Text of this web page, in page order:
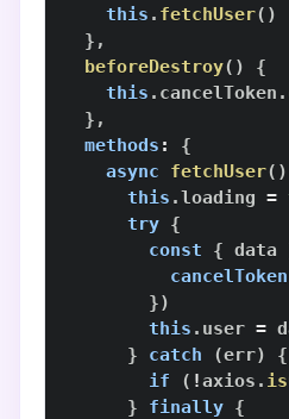
this . fetchUser( )
} ,
beforeDestroy( )
{
this . cancelToken .
} ,
methods :
{
async
fetchUser( )
this .loading =
try {
const
{ data
cancelToken
})
this . user =
}
catch (err)
{
if
( !axios .
}
finally {